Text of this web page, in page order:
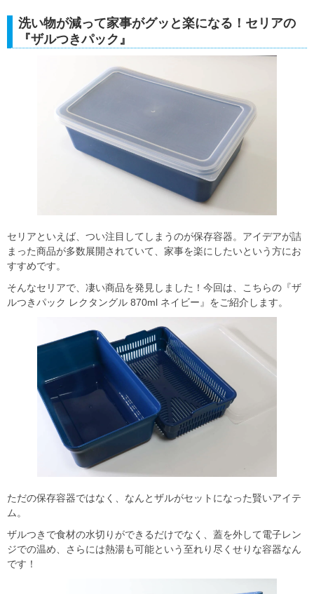
洗い物が減って家事がグッと楽になる！セリアの
『ザルつきパック』
セリアといえば、つい注目してしまうのが保存容器。アイデアが詰
まった商品が多数展開されていて、家事を楽にしたいという方にお
すすめです。
そんなセリアで、凄い商品を発見しました！今回は、こちらの『ザ
ルつきパック レクタングル 870ml ネイビー』をご紹介します。
ただの保存容器ではなく、なんとザルがセットになった賢いアイテ
ム。
ザルつきで食材の水切りができるだけでなく、蓋を外して電子レン
ジでの温め、さらには熱湯も可能という至れり尽くせりな容器なん
です！